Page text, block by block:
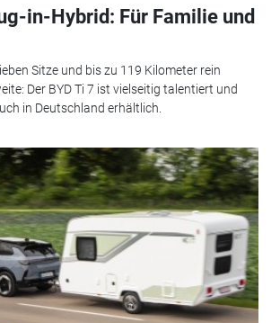
in-Hybrid: Für Familie und
Sitze und bis zu 119 Kilometer rein
Der BYD Ti 7 ist vielseitig talentiert und
in Deutschland erhältlich.